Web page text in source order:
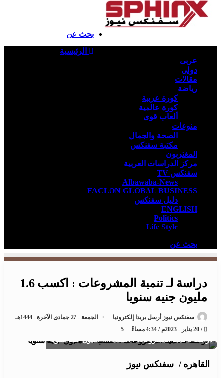
بحث عن
الرئيسية
عربى
دولى
مقالات
رياضة
كورة عربية
كورة عالمية
ألعاب قوى
منوعات
الصحة والجمال
مكتبة سفنكس
المغتربون
مركز الدراسات العربية
سفنكس TV
Albawaba-News
FACLON GLOBAL BUSINESS
دليل سفنكس
ENGLISH
Politics
Life Style
بحث عن
دراسة لـ تنمية المشروعات : اكسب 1.6
مليون جنيه سنويا
سفنكس نيوز أرسل بريدا إلكترونيا
الجمعة - 27 جمادى الآخرة - 1444هـ
/ 20 يناير - 2023م / 4:34 مساءً
دراسة لـ تنمية المشروعات : اكسب 1.6 مليون جنيه سنويا
القاهره / سفنكس نيوز